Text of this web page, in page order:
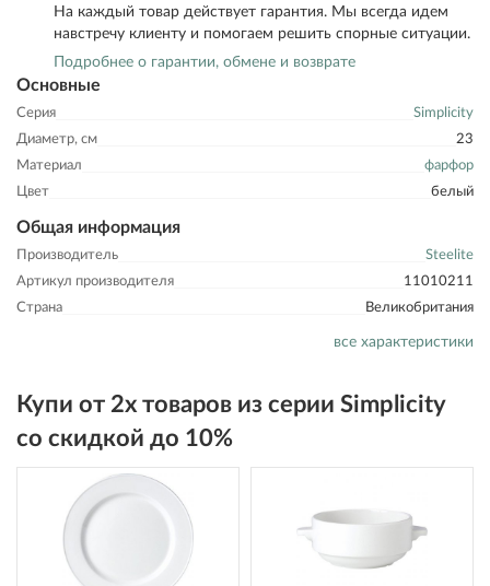
Основные
Серия
Simplicity
Диаметр, см
23
Материал
фарфор
Цвет
белый
Общая информация
Производитель
Steelite
Артикул производителя
11010211
Страна
Великобритания
все характеристики
На каждый товар действует гарантия. Мы всегда идем
навстречу клиенту и помогаем решить спорные ситуации.
Подробнее о гарантии, обмене и возврате
Купи от 2х товаров из серии Simplicity
со скидкой до 10%